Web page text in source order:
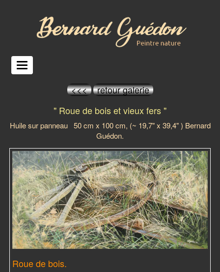
<<<
retour galerie
" Roue de bois et vieux fers "
Huile sur panneau 50 cm x 100 cm, (~ 19,7" x 39,4" ) Bernard
Guédon.
Roue de bois.